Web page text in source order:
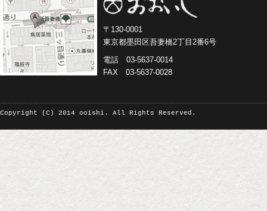
〒130-0001
東京都墨田区吾妻橋2丁目2番6号
電話 03-5637-0014
FAX 03-5637-0028
Copyright (C) 2014 ooishi. All Rights Reserved.